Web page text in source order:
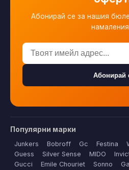
Абонирай се за нашия
Абонирай
Популярни марки
Junkers Bobroff Gc Festina
Guess
Silver Sense MIDO
Gucci
Emile Chouriet Sonno